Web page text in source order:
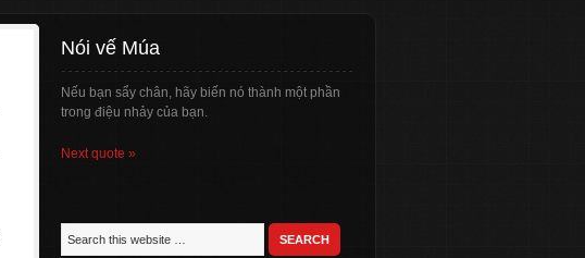
Nói vế Múa
Nếu bạn sẩy chân, hãy biến nó thành một phần
trong điệu nhảy của bạn.
Next quote »